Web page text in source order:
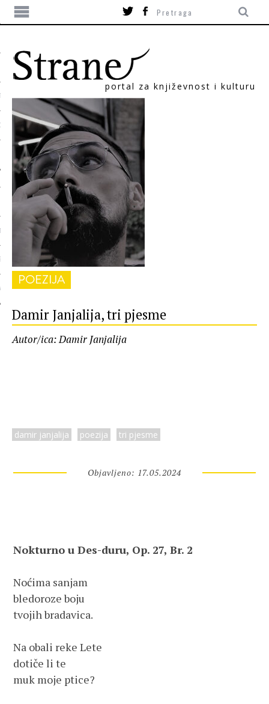
portal za književnost i kulturu
POEZIJA
Damir Janjalija, tri pjesme
Autor/ica: Damir Janjalija
damir janjalija poezija tri pjesme
Objavljeno: 17.05.2024
Nokturno u Des-duru, Op. 27, Br. 2
Noćima sanjam
bledoroze boju
tvojih bradavica.
Na obali reke Lete
dotiče li te
muk moje ptice?